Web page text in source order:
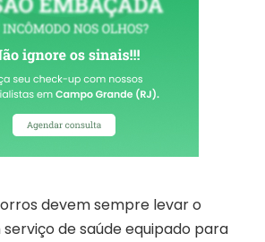
devem sempre levar o
de saúde equipado para